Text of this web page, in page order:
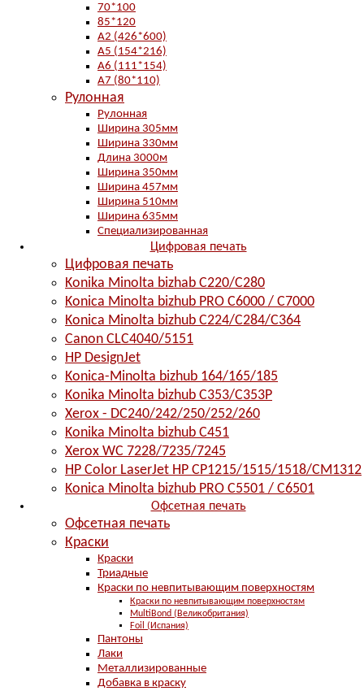
70*100
85*120
А2 (426*600)
А5 (154*216)
А6 (111*154)
А7 (80*110)
Рулонная
Рулонная
Ширина 305мм
Ширина 330мм
Длина 3000м
Ширина 350мм
Ширина 457мм
Ширина 510мм
Ширина 635мм
Специализированная
Цифровая печать
Цифровая печать
Konika Minolta bizhab C220/C280
Konica Minolta bizhub PRO C6000 / C7000
Konica Minolta bizhub С224/С284/С364
Canon CLC4040/5151
HP DesignJet
Konica-Minolta bizhub 164/165/185
Konika Minolta bizhub C353/C353Р
Xerox - DC240/242/250/252/260
Konika Minolta bizhub C451
Xerox WC 7228/7235/7245
HP Color LaserJet HP CP1215/1515/1518/CM1312
Konica Minolta bizhub PRO С5501 / С6501
Офсетная печать
Офсетная печать
Краски
Краски
Триадные
Краски по невпитывающим поверхностям
Краски по невпитывающим поверхностям
MultiBond (Великобритания)
Foil (Испания)
Пантоны
Лаки
Металлизированные
Добавка в краску